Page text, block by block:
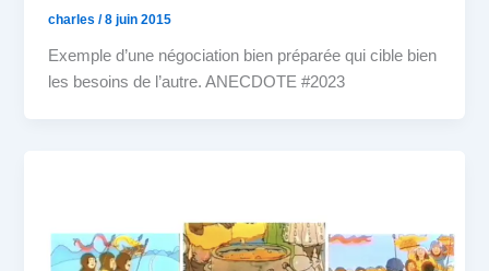
charles/8 juin 2015
Exemple d’une négociation bien préparée qui cible bien
les besoins de l’autre. ANECDOTE #2023